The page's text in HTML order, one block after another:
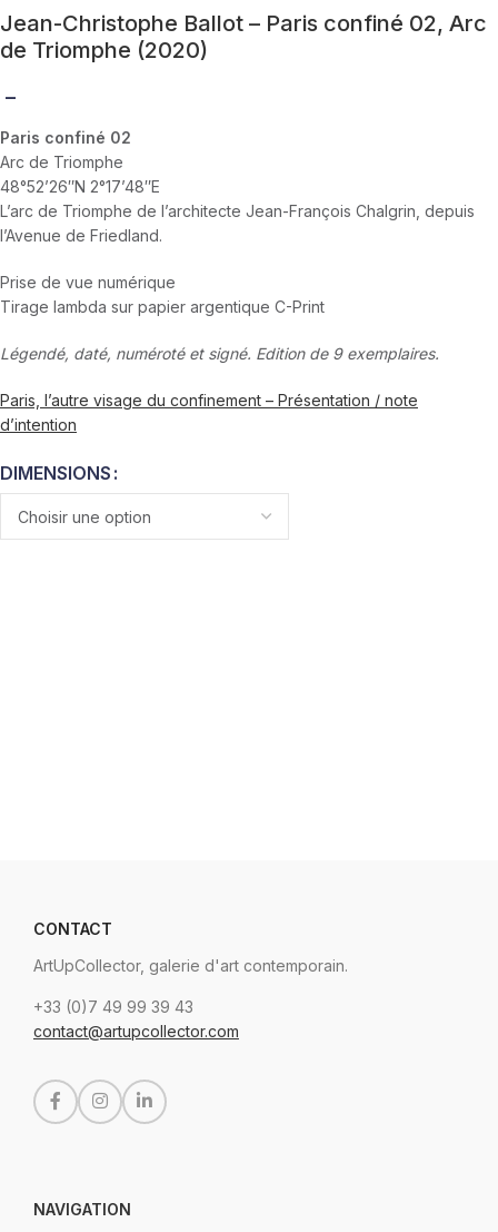
Jean-Christophe Ballot – Paris confiné 02, Arc
de Triomphe (2020)
–
Paris confiné 02
Arc de Triomphe
48°52’26″N 2°17’48″E
L’arc de Triomphe de l’architecte Jean-François Chalgrin, depuis
l’Avenue de Friedland.
Prise de vue numérique
Tirage lambda sur papier argentique C-Print
Légendé, daté, numéroté et signé. Edition de 9 exemplaires.
Paris, l’autre visage du confinement – Présentation / note
d’intention
DIMENSIONS
CONTACT
ArtUpCollector, galerie d'art contemporain.
+33 (0)7 49 99 39 43
contact@artupcollector.com
NAVIGATION